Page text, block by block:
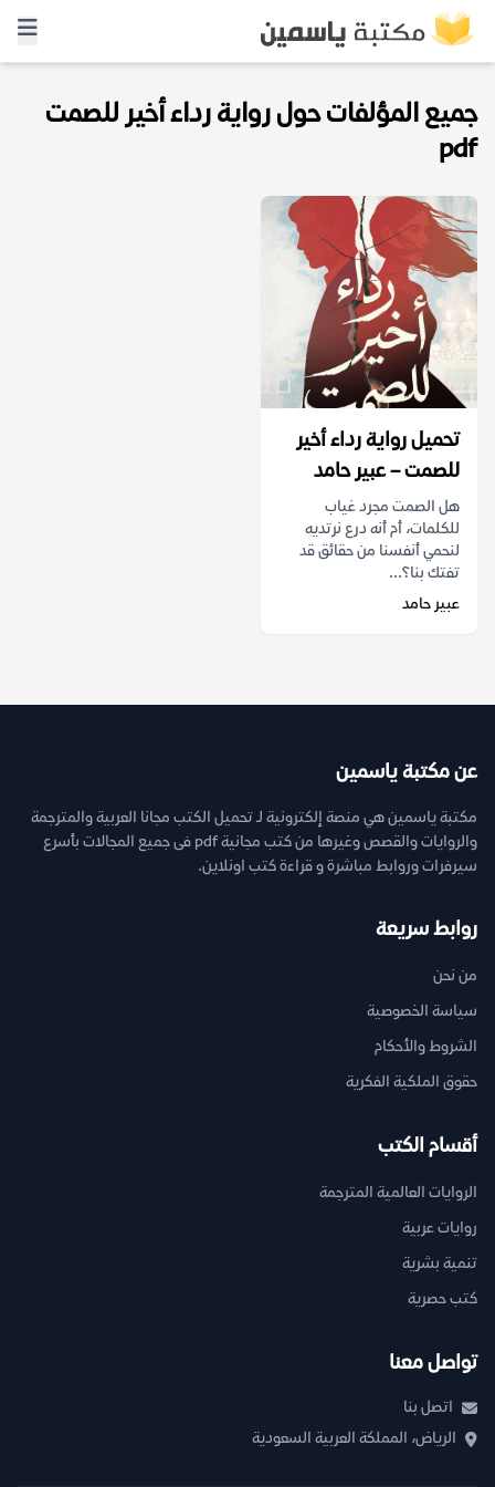
جميع المؤلفات حول رواية رداء أخير للصمت
pdf
تحميل رواية رداء أخير
للصمت – عبير حامد
هل الصمت مجرد غياب
للكلمات، أم أنه درع نرتديه
لنحمي أنفسنا من حقائق قد
تفتك بنا؟...
عبير حامد
عن مكتبة ياسمين
مكتبة ياسمين هي منصة إلكترونية لـ تحميل الكتب مجانا العربية والمترجمة
والروايات والقصص وغيرها من كتب مجانية pdf فى جميع المجالات بأسرع
سيرفرات وروابط مباشرة و قراءة كتب اونلاين.
روابط سريعة
من نحن
سياسة الخصوصية
الشروط والأحكام
حقوق الملكية الفكرية
أقسام الكتب
الروايات العالمية المترجمة
روايات عربية
تنمية بشرية
كتب حصرية
تواصل معنا
اتصل بنا
الرياض، المملكة العربية السعودية